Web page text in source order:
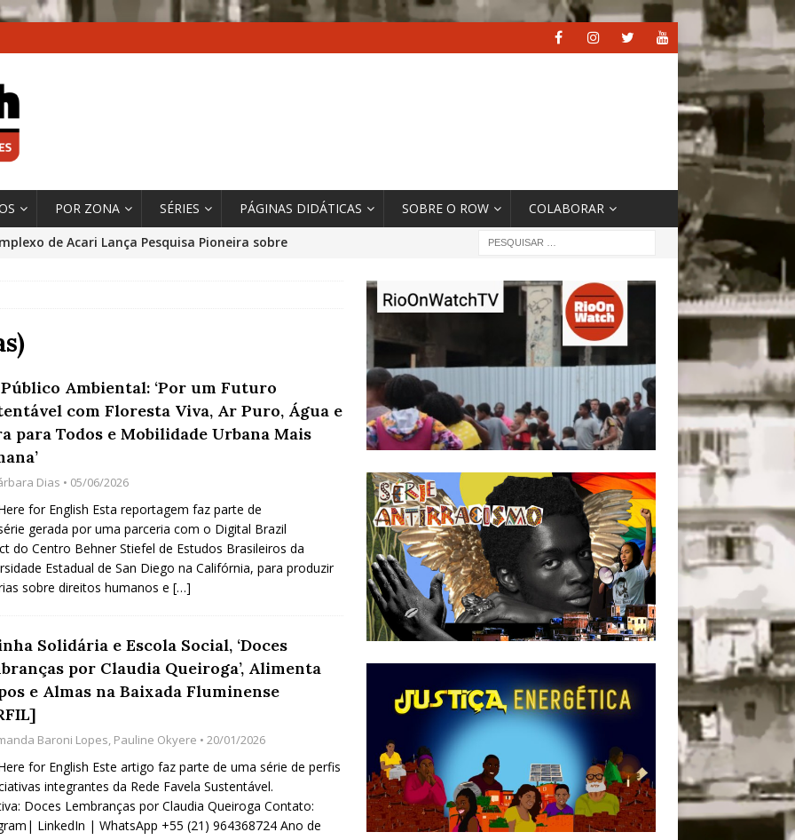
POR ZONA SÉRIES PÁGINAS DIDÁTICAS SOBRE O ROW COLABORAR
de Acari Lança Pesquisa Pioneira sobre
Fogo que Impulsionam a Mudança de que
Autora Coordenadora Principal de Relatório
Cidades
*DESTAQUE
Começou com uma Praça em Ramos [OPINIÃO]
Agroecológico com os Povos das Águas Reúne
e Inauguração da Feira da Praia do Remanso
COBERTURA DE EVENTOS
Fluminenses, Cronicamente Abandonados,
Ambiental: ‘Por um Futuro
com Floresta Viva, Ar Puro, Água e
para Todos e Mobilidade Urbana Mais
Dias • 05/06/2026
for English Esta reportagem faz parte de
gerada por uma parceria com o Digital Brazil
do Centro Behner Stiefel de Estudos Brasileiros da
Estadual de San Diego na Califórnia, para produzir
sobre direitos humanos e […]
Solidária e Escola Social, ‘Doces
por Claudia Queiroga’, Alimenta
e Almas na Baixada Fluminense
Baroni Lopes, Pauline Okyere • 20/01/2026
for English Este artigo faz parte de uma série de perfis
integrantes da Rede Favela Sustentável.
Doces Lembranças por Claudia Queiroga Contato:
LinkedIn | WhatsApp +55 (21) 964368724 Ano de